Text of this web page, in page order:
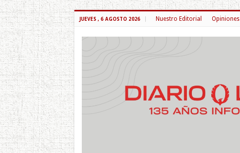
JUEVES , 6 AGOSTO 2026 Nuestro Editorial Opiniones